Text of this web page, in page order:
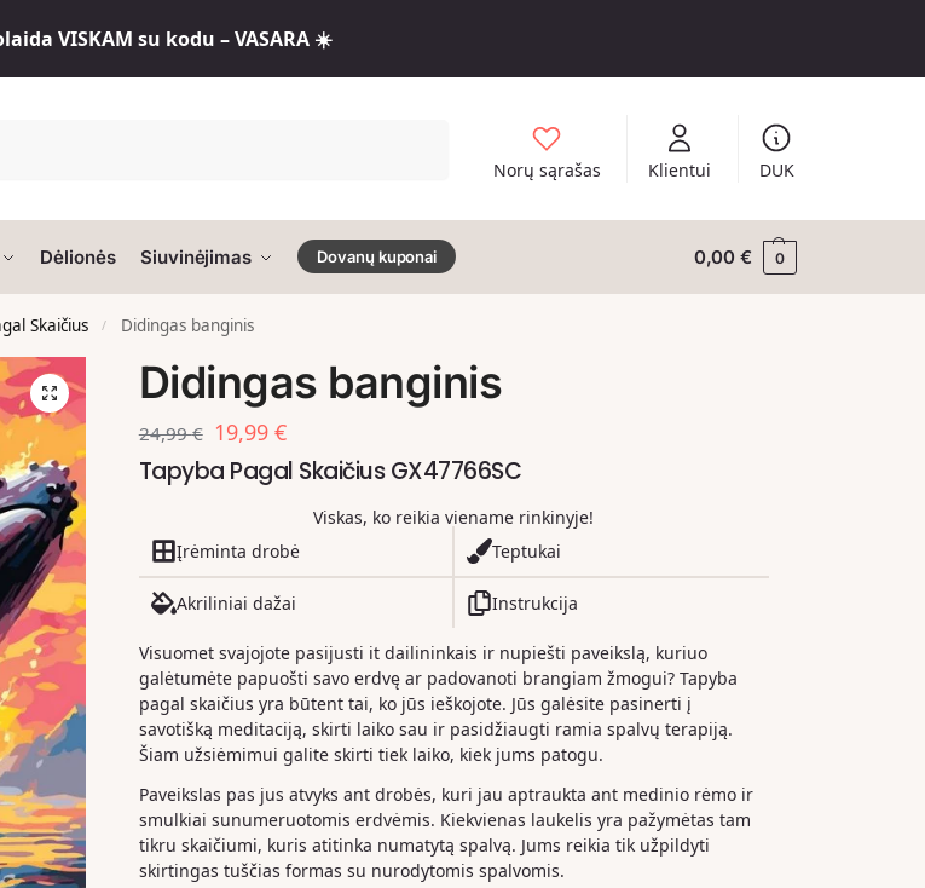
VISKAM su kodu – VASARA ☀️
Norų sąrašas Klientui DUK
Dėlionės Siuvinėjimas Dovanų kuponai 0,00€ 0
Skaičius / Didingas banginis
Didingas banginis
24,99€ 19,99 €
Tapyba Pagal Skaičius GX47766SC
Viskas, ko reikia viename rinkinyje!
Įrėminta drobė
Teptukai
Akriliniai dažai Instrukcija
Visuomet svajojote pasijusti it dailininkais ir nupiešti paveikslą, kuriuo
galėtumėte papuošti savo erdvę ar padovanoti brangiam žmogui? Tapyba
pagal skaičius yra būtent tai, ko jūs ieškojote. Jūs galėsite pasinerti į
savotišką meditaciją, skirti laiko sau ir pasidžiaugti ramia spalvų terapiją.
Šiam užsiėmimui galite skirti tiek laiko, kiek jums patogu.
Paveikslas pas jus atvyks ant drobės, kuri jau aptraukta ant medinio rėmo ir
smulkiai sunumeruotomis erdvėmis. Kiekvienas laukelis yra pažymėtas tam
tikru skaičiumi, kuris atitinka numatytą spalvą. Jums reikia tik užpildyti
skirtingas tuščias formas su nurodytomis spalvomis.